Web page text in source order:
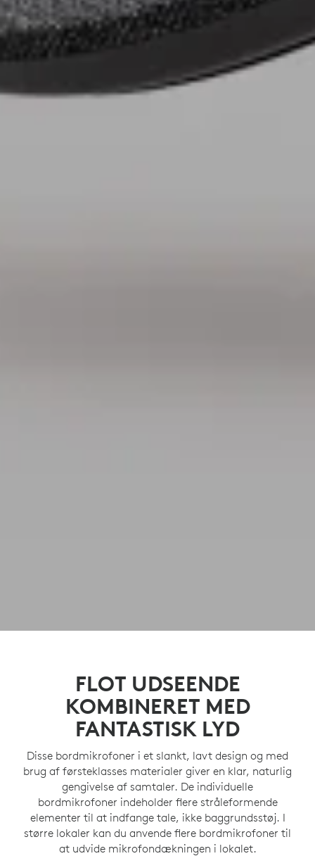
FLOT UDSEENDE
KOMBINERET MED
FANTASTISK LYD
Disse bordmikrofoner i et slankt, lavt design og med
brug af førsteklasses materialer giver en klar, naturlig
gengivelse af samtaler. De individuelle
bordmikrofoner indeholder flere stråleformende
elementer til at indfange tale, ikke baggrundsstøj. I
større lokaler kan du anvende flere bordmikrofoner til
at udvide mikrofondækningen i lokalet.